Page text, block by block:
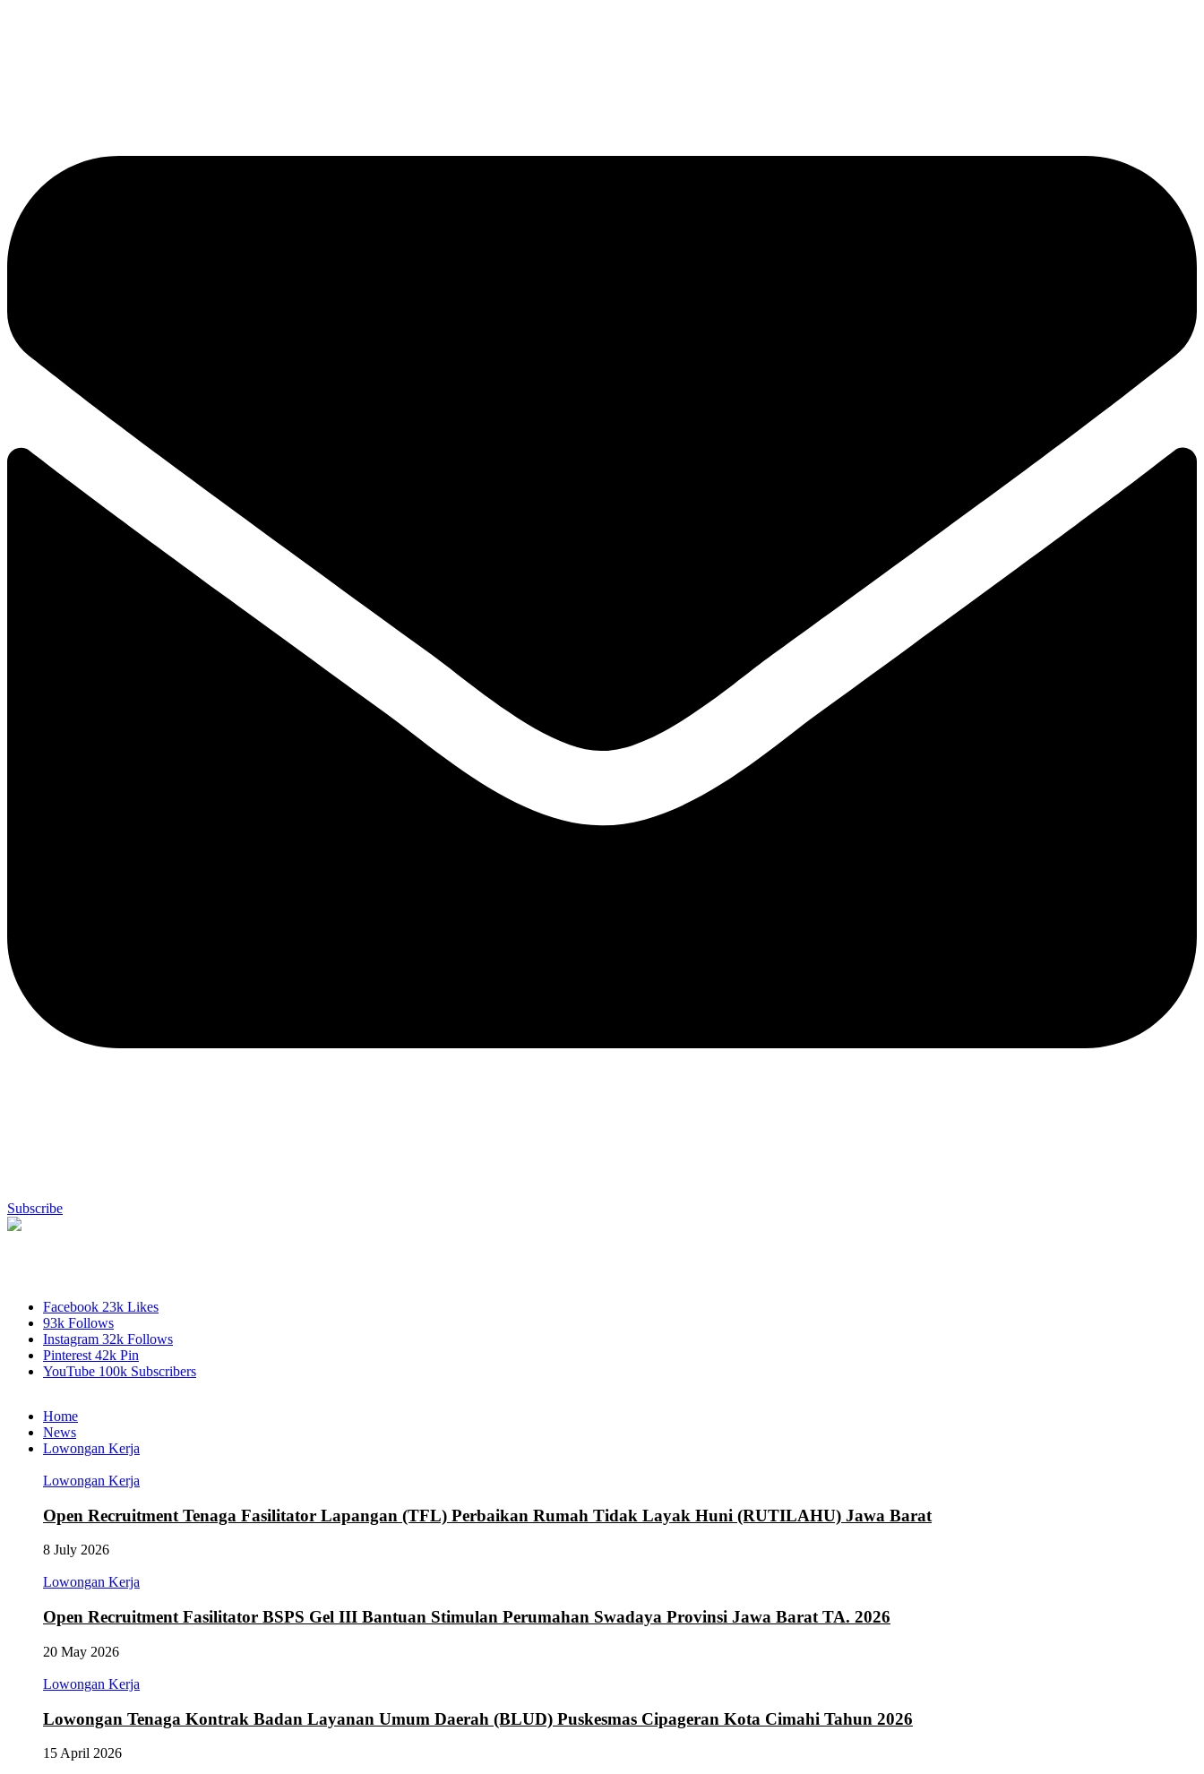
Subscribe
Facebook 23k Likes
93k Follows
Instagram 32k Follows
Pinterest 42k Pin
YouTube 100k Subscribers
Home
News
Lowongan Kerja
Lowongan Kerja
Open Recruitment Tenaga Fasilitator Lapangan (TFL) Perbaikan Rumah Tidak Layak Huni (RUTILAHU) Jawa Barat
8 July 2026
Lowongan Kerja
Open Recruitment Fasilitator BSPS Gel III Bantuan Stimulan Perumahan Swadaya Provinsi Jawa Barat TA. 2026
20 May 2026
Lowongan Kerja
Lowongan Tenaga Kontrak Badan Layanan Umum Daerah (BLUD) Puskesmas Cipageran Kota Cimahi Tahun 2026
15 April 2026